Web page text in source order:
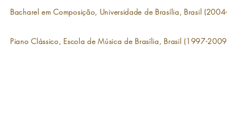
Bacharel em Composição, Universidade de Brasília, Brasil
Piano Clássico, Escola de Música de Brasília, Brasil (1997-